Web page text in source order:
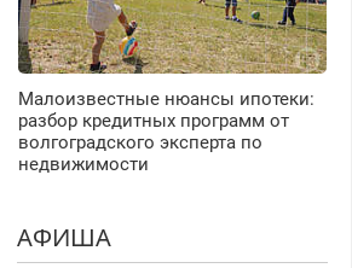
Малоизвестные нюансы ипотеки:
разбор кредитных программ от
волгоградского эксперта по
недвижимости
АФИША